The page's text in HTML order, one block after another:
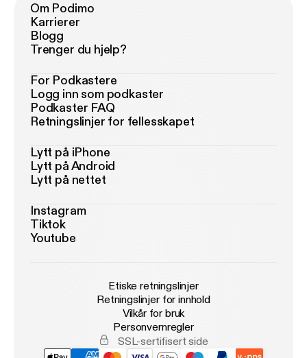
Om Podimo
Karrierer
Blogg
Trenger du hjelp?
For Podkastere
Logg inn som podkaster
Podkaster FAQ
Retningslinjer for fellesskapet
Lytt på iPhone
Lytt på Android
Lytt på nettet
Instagram
Tiktok
Youtube
Etiske retningslinjer
Retningslinjer for innhold
Vilkår for bruk
Personvernregler
SSL-sertifisert side